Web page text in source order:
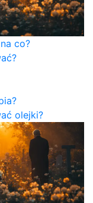
co?
olejki?